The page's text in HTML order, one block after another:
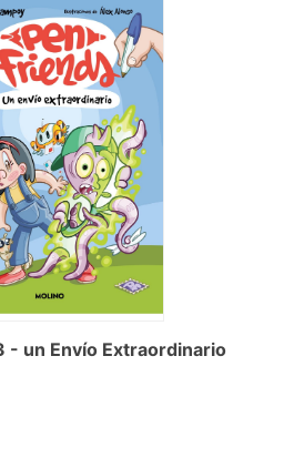
- un Envío Extraordinario